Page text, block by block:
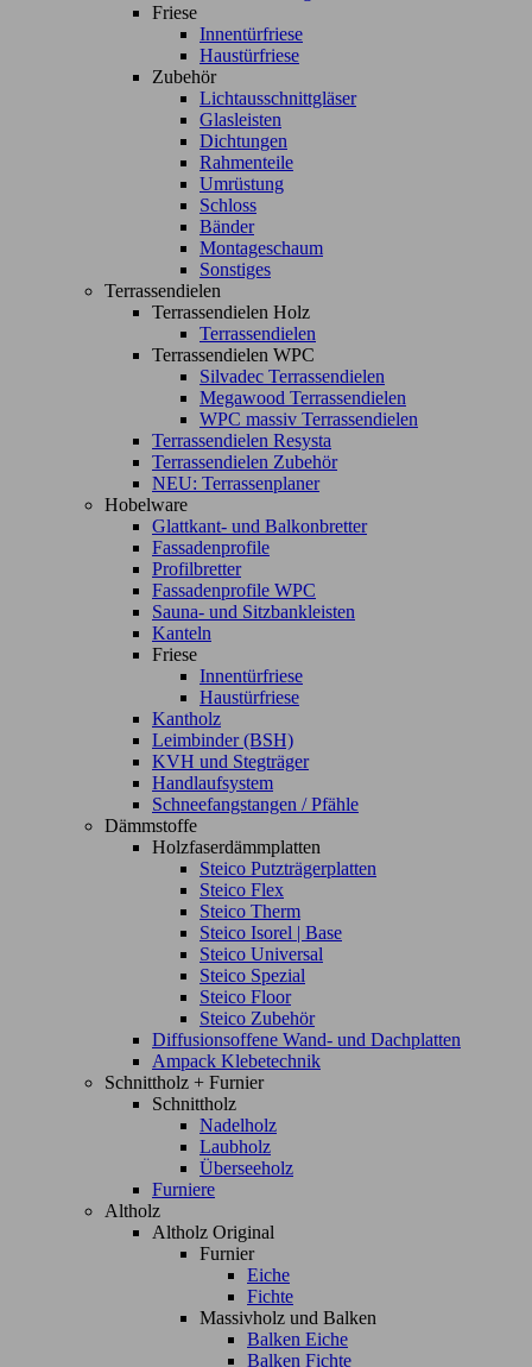
Friese
Innentürfriese
Haustürfriese
Zubehör
Lichtausschnittgläser
Glasleisten
Dichtungen
Rahmenteile
Umrüstung
Schloss
Bänder
Montageschaum
Sonstiges
Terrassendielen
Terrassendielen Holz
Terrassendielen
Terrassendielen WPC
Silvadec Terrassendielen
Megawood Terrassendielen
WPC massiv Terrassendielen
Terrassendielen Resysta
Terrassendielen Zubehör
NEU: Terrassenplaner
Hobelware
Glattkant- und Balkonbretter
Fassadenprofile
Profilbretter
Fassadenprofile WPC
Sauna- und Sitzbankleisten
Kanteln
Friese
Innentürfriese
Haustürfriese
Kantholz
Leimbinder (BSH)
KVH und Stegträger
Handlaufsystem
Schneefangstangen / Pfähle
Dämmstoffe
Holzfaserdämmplatten
Steico Putzträgerplatten
Steico Flex
Steico Therm
Steico Isorel | Base
Steico Universal
Steico Spezial
Steico Floor
Steico Zubehör
Diffusionsoffene Wand- und Dachplatten
Ampack Klebetechnik
Schnittholz + Furnier
Schnittholz
Nadelholz
Laubholz
Überseeholz
Furniere
Altholz
Altholz Original
Furnier
Eiche
Fichte
Massivholz und Balken
Balken Eiche
Balken Fichte